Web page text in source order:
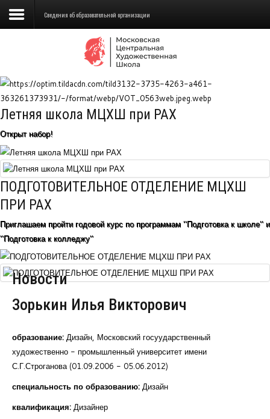
Сведения об образовательной
Школа
Детская Художественная школа
Поступающим
Подготовка
Образование
Доп. образование
Курсы повышения квалификации
Центр непрерывного образования
Творческий инкубатор
Сведения об образовательной организации
Летняя школа МЦХШ при РАХ
Открыт набор!
ПОДГОТОВИТЕЛЬНОЕ ОТДЕЛЕНИЕ МЦХШ
ПРИ РАХ
Приглашаем пройти годовой курс по программам "Подготовка к школе" и
"Подготовка к колледжу"
Новости
Зорькин Илья Викторович
образование: Дизайн, Московский госуударственный
художественно - промышленный университет имени
С.Г.Строганова (01.09.2006 - 05.06.2012)
специальность по образованию: Дизайн
квалификация: Дизайнер